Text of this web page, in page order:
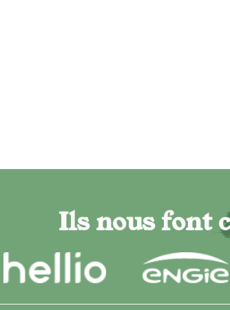
Ils nous font